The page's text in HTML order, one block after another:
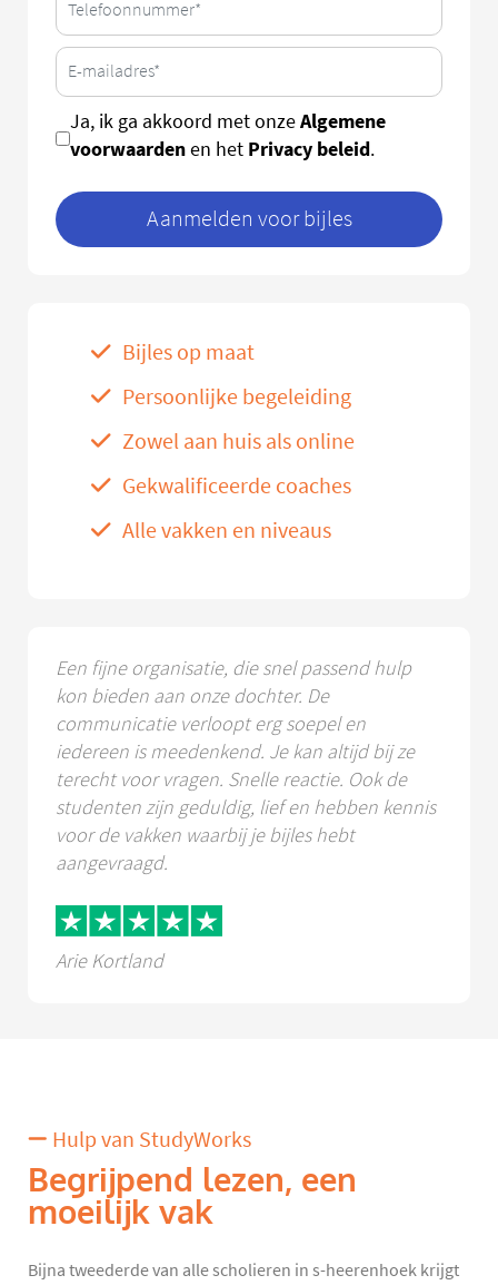
Ja, ik ga akkoord met onzeAlgemene
voorwaardenen het Privacy beleid.
Aanmelden voor bijles
Bijles op maat
Persoonlijke begeleiding
Zowel aan huis als online
Gekwalificeerde coaches
Alle vakken en niveaus
Een fijne organisatie, die snel passend hulp
kon bieden aan onze dochter. De
communicatie verloopt erg soepel en
iedereen is meedenkend. Je kan altijd bij ze
terecht voor vragen. Snelle reactie. Ook de
studenten zijn geduldig, lief en hebben kennis
voor de vakken waarbij je bijles hebt
aangevraagd.
Arie Kortland
Hulp van StudyWorks
Begrijpend lezen, een
moeilijk vak
Bijna tweederde van alle scholieren in s-heerenhoek krijgt